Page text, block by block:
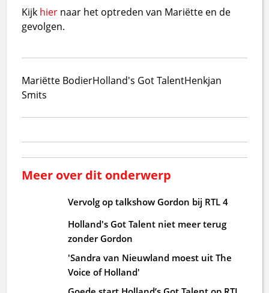
Kijk hier naar het optreden van Mariëtte en de
gevolgen.
Mariëtte BodierHolland's Got TalentHenkjan
Smits
Meer over dit onderwerp
Vervolg op talkshow Gordon bij RTL 4
Holland's Got Talent niet meer terug
zonder Gordon
'Sandra van Nieuwland moest uit The
Voice of Holland'